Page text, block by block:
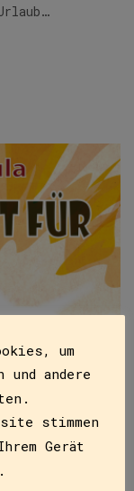
um
andere
stimmen
Gerät